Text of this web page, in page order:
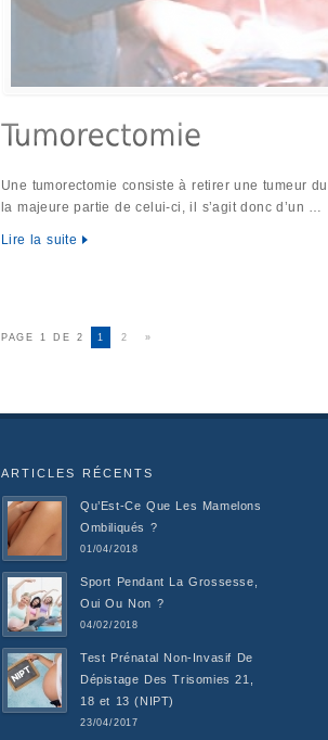
Une tumorectomie consiste à retirer une tumeur
la majeure partie de celui-ci, il s’agit donc d’un …
Lire la suite
PAGE 1 DE 2 1 2 »
ARTICLES RÉCENTS
Qu’Est-Ce Que Les Mamelons
Ombiliqués ?
01/04/2018
Sport Pendant La Grossesse,
Oui Ou Non ?
04/02/2018
Test Prénatal Non-Invasif De
Dépistage Des Trisomies 21,
18 et 13 (NIPT)
23/04/2017